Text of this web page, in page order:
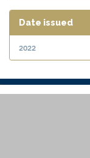
Date issued
2022